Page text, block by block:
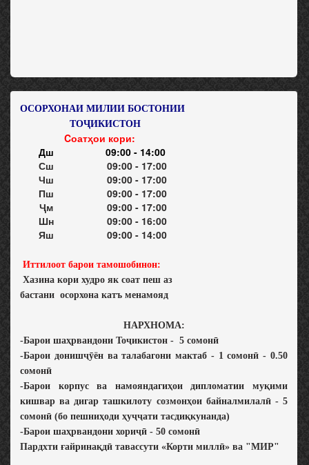
ОСОРХОНАИ МИЛИИ БОСТОНИИ
ТОҶИКИСТОН
Cоатҳои кори:
Дш
09:00 - 14:00
Сш
09:00 - 17:00
Чш
09:00 - 17:00
Пш
09:00 - 17:00
Ҷм
09:00 - 17:00
Шн
09:00 - 16:00
Яш
09:00 - 14:00
Иттилоот барои тамошобинон:
Хазина кори худро як соат пеш аз
бастани осорхона катъ менамояд
НАРХНОМА:
-Барои шаҳрвандони Тоҷикистон - 5 сомонӣ
-Барои донишҷӯён ва талабагони мактаб - 1 сомонӣ - 0.50
сомонӣ
-Барои корпус ва намояндагиҳои дипломатии муқими
кишвар ва дигар ташкилоту созмонҳои байналмилалӣ - 5
сомонӣ (бо пешниҳоди ҳуҷҷати тасдиқкунанда)
-Барои шаҳрвандони хориҷӣ - 50 сомонӣ
Пардхти ғайринақдӣ тавассути «Корти миллӣ» ва "МИР"